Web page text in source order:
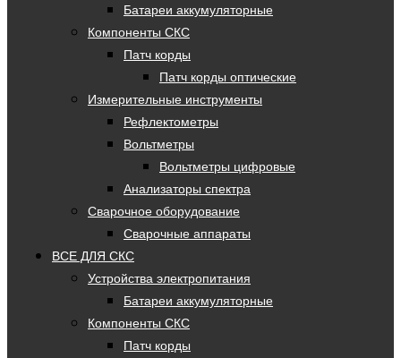
Батареи аккумуляторные
Компоненты СКС
Патч корды
Патч корды оптические
Измерительные инструменты
Рефлектометры
Вольтметры
Вольтметры цифровые
Анализаторы спектра
Сварочное оборудование
Сварочные аппараты
ВСЕ ДЛЯ СКС
Устройства электропитания
Батареи аккумуляторные
Компоненты СКС
Патч корды